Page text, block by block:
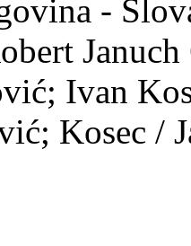
-
Ivan
Kosec /